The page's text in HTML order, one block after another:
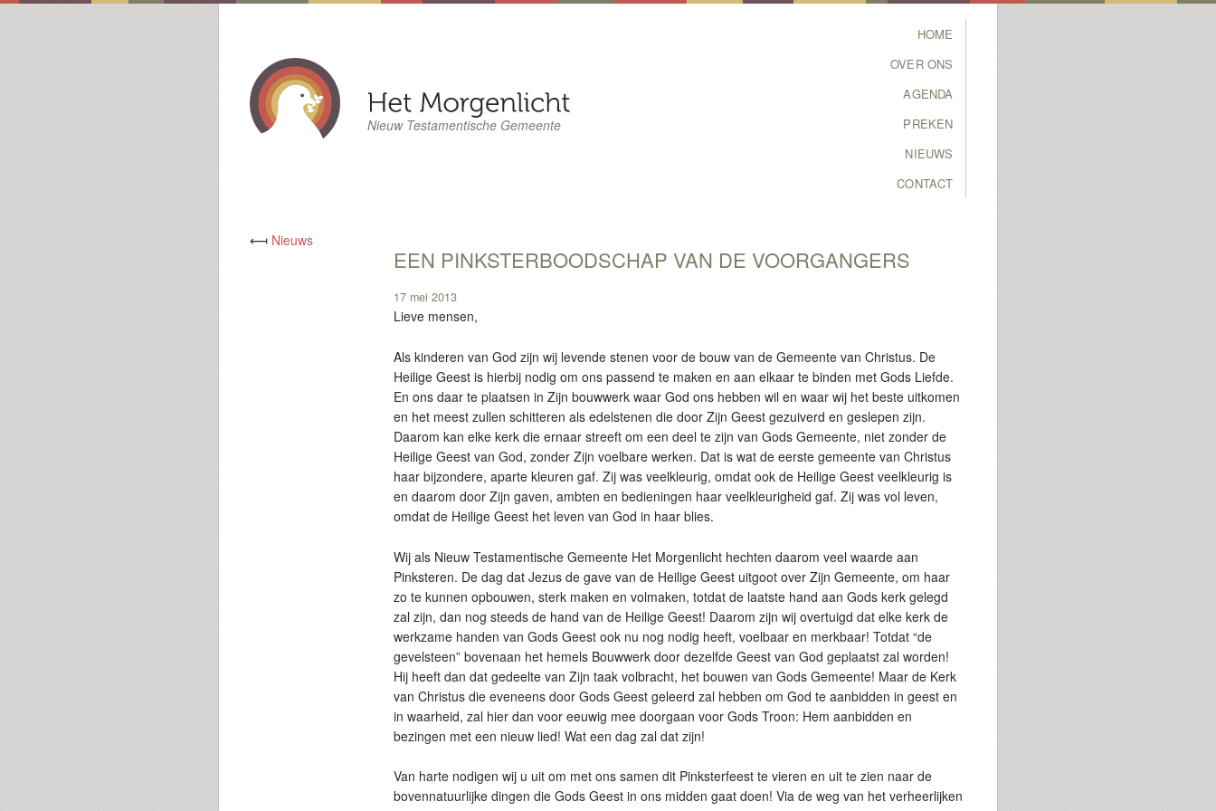
Nieuw Testamentische Gemeente
SKIP TO PRIMARY
CONTENT
SKIP TO SECONDARY
CONTENT
HOME
OVER ONS
AGENDA
PREKEN
NIEUWS
CONTACT
⟻ Nieuws
EEN PINKSTERBOODSCHAP VAN DE VOORGANGERS
17 mei 2013
Lieve mensen,
Als kinderen van God zijn wij levende stenen voor de bouw van de Gemeente van Christus. De
Heilige Geest is hierbij nodig om ons passend te maken en aan elkaar te binden met Gods Liefde.
En ons daar te plaatsen in Zijn bouwwerk waar God ons hebben wil en waar wij het beste uitkomen
en het meest zullen schitteren als edelstenen die door Zijn Geest gezuiverd en geslepen zijn.
Daarom kan elke kerk die ernaar streeft om een deel te zijn van Gods Gemeente, niet zonder de
Heilige Geest van God, zonder Zijn voelbare werken. Dat is wat de eerste gemeente van Christus
haar bijzondere, aparte kleuren gaf. Zij was veelkleurig, omdat ook de Heilige Geest veelkleurig is
en daarom door Zijn gaven, ambten en bedieningen haar veelkleurigheid gaf. Zij was vol leven,
omdat de Heilige Geest het leven van God in haar blies.
Wij als Nieuw Testamentische Gemeente Het Morgenlicht hechten daarom veel waarde aan
Pinksteren. De dag dat Jezus de gave van de Heilige Geest uitgoot over Zijn Gemeente, om haar
zo te kunnen opbouwen, sterk maken en volmaken, totdat de laatste hand aan Gods kerk gelegd
zal zijn, dan nog steeds de hand van de Heilige Geest! Daarom zijn wij overtuigd dat elke kerk de
werkzame handen van Gods Geest ook nu nog nodig heeft, voelbaar en merkbaar! Totdat “de
gevelsteen” bovenaan het hemels Bouwwerk door dezelfde Geest van God geplaatst zal worden!
Hij heeft dan dat gedeelte van Zijn taak volbracht, het bouwen van Gods Gemeente! Maar de Kerk
van Christus die eveneens door Gods Geest geleerd zal hebben om God te aanbidden in geest en
in waarheid, zal hier dan voor eeuwig mee doorgaan voor Gods Troon: Hem aanbidden en
bezingen met een nieuw lied! Wat een dag zal dat zijn!
Van harte nodigen wij u uit om met ons samen dit Pinksterfeest te vieren en uit te zien naar de
bovennatuurlijke dingen die Gods Geest in ons midden gaat doen! Via de weg van het verheerlijken